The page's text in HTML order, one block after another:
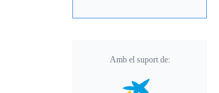
Amb el suport de: